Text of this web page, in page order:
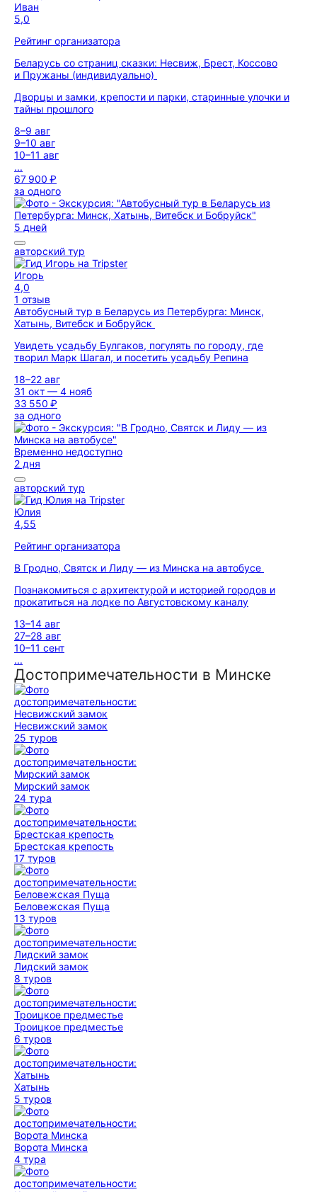
Иван
5,0
Рейтинг организатора
Беларусь со страниц сказки: Несвиж, Брест, Коссово
и Пружаны (индивидуально)
Дворцы и замки, крепости и парки, старинные улочки и
тайны прошлого
8–9 авг
9–10 авг
10–11 авг
...
67 900 ₽
за одного
5 дней
авторский тур
Игорь
4,0
1 отзыв
Автобусный тур в Беларусь из Петербурга: Минск,
Хатынь, Витебск и Бобруйск
Увидеть усадьбу Булгаков, погулять по городу, где
творил Марк Шагал, и посетить усадьбу Репина
18–22 авг
31 окт — 4 нояб
33 550 ₽
за одного
Временно недоступно
2 дня
авторский тур
Юлия
4,55
Рейтинг организатора
В Гродно, Святск и Лиду — из Минска на автобусе
Познакомиться с архитектурой и историей городов и
прокатиться на лодке по Августовскому каналу
13–14 авг
27–28 авг
10–11 сент
...
Достопримечательности в Минске
Несвижский замок
25 туров
Мирский замок
24 тура
Брестская крепость
17 туров
Беловежская Пуща
13 туров
Лидский замок
8 туров
Троицкое предместье
6 туров
Хатынь
5 туров
Ворота Минска
4 тура